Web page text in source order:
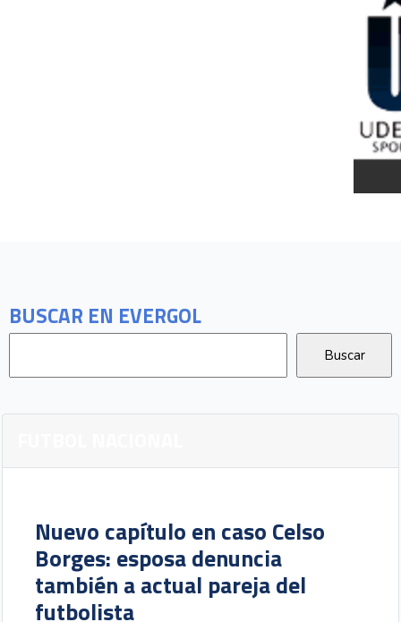
BUSCAR EN EVERGOL
Nuevo capítulo en caso Celso
Borges: esposa denuncia
también a actual pareja del
futbolista